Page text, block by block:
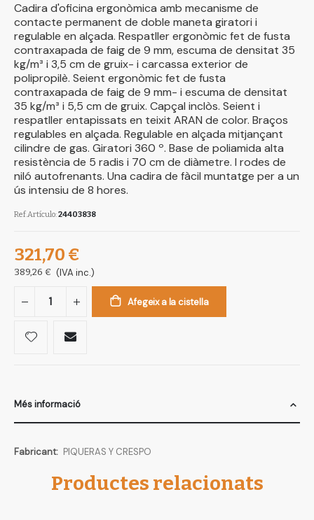
Cadira d'oficina ergonòmica amb mecanisme de
contacte permanent de doble maneta giratori i
regulable en alçada. Respatller ergonòmic fet de fusta
contraxapada de faig de 9 mm, escuma de densitat 35
kg/m³ i 3,5 cm de gruix- i carcassa exterior de
polipropilè. Seient ergonòmic fet de fusta
contraxapada de faig de 9 mm- i escuma de densitat
35 kg/m³ i 5,5 cm de gruix. Capçal inclòs. Seient i
respatller entapissats en teixit ARAN de color. Braços
regulables en alçada. Regulable en alçada mitjançant
cilindre de gas. Giratori 360 º. Base de poliamida alta
resistència de 5 radis i 70 cm de diàmetre. I rodes de
niló autofrenants. Una cadira de fàcil muntatge per a un
ús intensiu de 8 hores.
Ref.Artículo 24403838
321,70 €
389,26 € (IVA inc.)
Afegeix a la cistella
Més informació
Més
PIQUERAS Y CRESPO
Productes relacionats